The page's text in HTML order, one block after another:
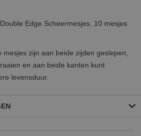
Edge Scheermesjes. 10 mesjes
mesjes zijn aan beide zijden geslepen,
en aan beide kanten kunt
levensduur.